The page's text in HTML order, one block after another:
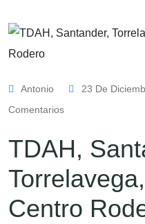
Antonio 23 De
Comentarios
TDAH,
Centro